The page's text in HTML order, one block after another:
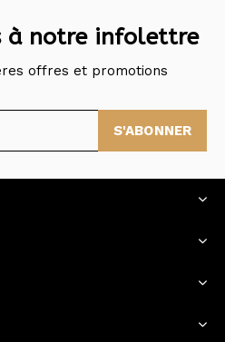
à notre infolettre
offres et promotions
S'ABONNER